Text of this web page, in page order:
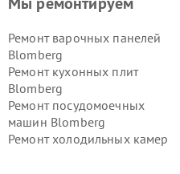
Ремонт варочных панелей
Blomberg
Ремонт кухонных плит
Blomberg
Ремонт посудомоечных
машин Blomberg
Ремонт холодильных камер